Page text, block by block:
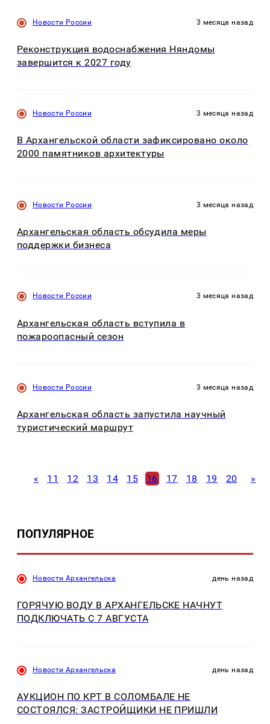
Новости России 3 месяца назад
Реконструкция водоснабжения Няндомы
завершится к 2027 году
Новости России 3 месяца назад
В Архангельской области зафиксировано около
2000 памятников архитектуры
Новости России 3 месяца назад
Архангельская область обсудила меры
поддержки бизнеса
Новости России 3 месяца назад
Архангельская область вступила в
пожароопасный сезон
Новости России 3 месяца назад
Архангельская область запустила научный
туристический маршрут
« 11 12 13 14 15 16 17 18 19 20 »
ПОПУЛЯРНОЕ
Новости Архангельска день назад
ГОРЯЧУЮ ВОДУ В АРХАНГЕЛЬСКЕ НАЧНУТ
ПОДКЛЮЧАТЬ С 7 АВГУСТА
Новости Архангельска день назад
АУКЦИОН ПО КРТ В СОЛОМБАЛЕ НЕ
СОСТОЯЛСЯ: ЗАСТРОЙЩИКИ НЕ ПРИШЛИ